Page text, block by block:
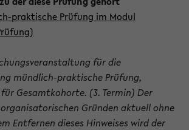
praktische Prüfung im Modul
für die
mündlich-praktische Prüfung,
Gesamtkohorte. (3. Termin) Der
Gründen aktuell ohne
Entfernen dieses Hinweises wird der